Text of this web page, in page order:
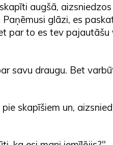
augšā,
Paņēmusi glāzi, es
par to es tev
savu draugu. Bet
skapīšiem un,